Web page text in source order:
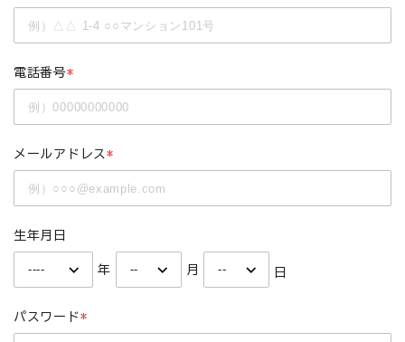
電話番号*
メールアドレス *
生年月日
年 月 日
パスワード*